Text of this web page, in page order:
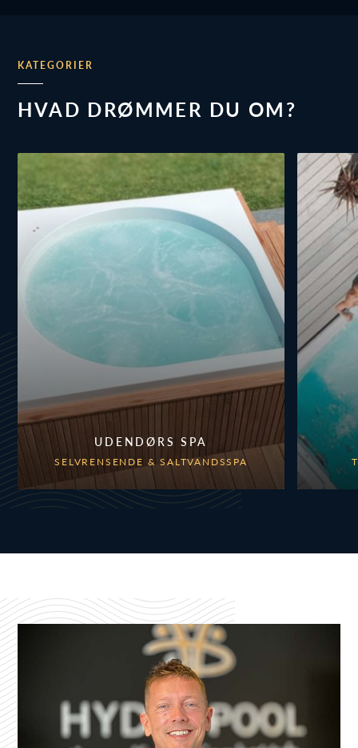
KATEGORIER
HVAD DRØMMER DU OM?
UDENDØRS SPA
SELVRENSENDE & SALTVANDSSPA